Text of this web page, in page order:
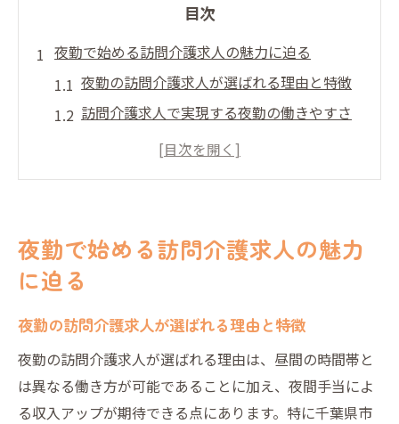
目次
夜勤で始める訪問介護求人の魅力に迫る
夜勤の訪問介護求人が選ばれる理由と特徴
訪問介護求人で実現する夜勤の働きやすさ
夜勤専従の訪問介護求人が向く人とは
未経験でも安心できる訪問介護求人の探し
方
訪問介護求人で夜勤スタートに必要な準備
未経験歓迎の訪問介護求人を選ぶコツ
夜勤訪問介護求人で知っておきたい研修内
容
夜勤で始める訪問介護求人の魅力
に迫る
夜勤の訪問介護求人が選ばれる理由と特徴
夜勤の訪問介護求人が選ばれる理由は、昼間の時間帯と
は異なる働き方が可能であることに加え、夜間手当によ
る収入アップが期待できる点にあります。特に千葉県市